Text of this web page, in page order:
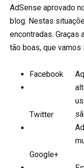
AdSense aprovado
blog. Nestas
encontradas. Graças
tão boas, que
Facebook
Twitter
Google+